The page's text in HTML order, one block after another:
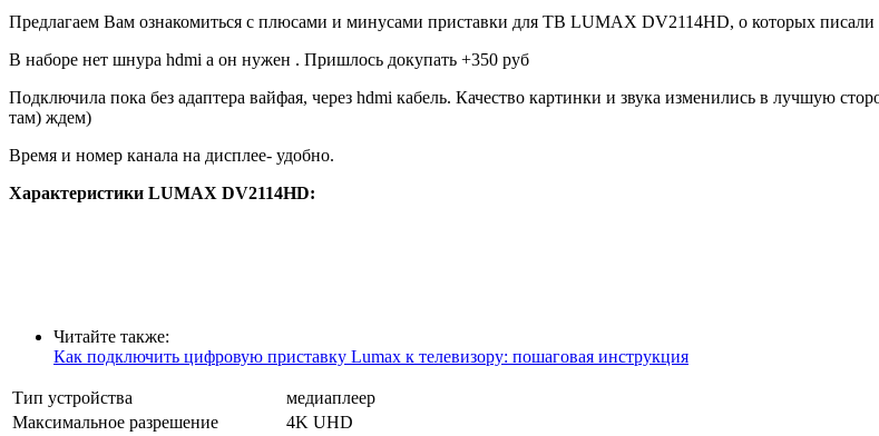
Предлагаем Вам ознакомиться с плюсами и минусами приставки для ТВ LUMAX DV2114HD, о которых писали
В наборе нет шнура hdmi а он нужен . Пришлось докупать +350 руб
Подключила пока без адаптера вайфая, через hdmi кабель. Качество картинки и звука изменились в лучшую
там) ждем)
Время и номер канала на дисплее- удобно.
Характеристики LUMAX DV2114HD:
Читайте также:
Как подключить цифровую приставку Lumax к телевизору: пошаговая инструкция
Тип устройства
медиаплеер
Максимальное разрешение
4K UHD